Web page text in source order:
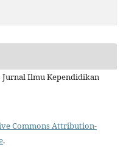
Jurnal Ilmu Kependidikan
Commons Attribution-
.